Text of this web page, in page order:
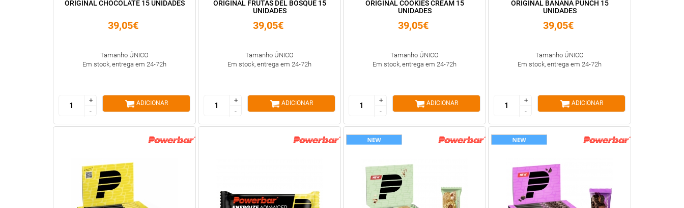
ORIGINAL CHOCOLATE 15 UNIDADES
39,05€
Tamanho ÚNICO
Em stock, entrega em 24-72h
+
-
+
-
ADICIONAR
ORIGINAL FRUTAS DEL BOSQUE 15
UNIDADES
39,05€
Tamanho ÚNICO
Em stock, entrega em 24-72h
+
-
+
-
ADICIONAR
ORIGINAL COOKIES CREAM 15
UNIDADES
39,05€
Tamanho ÚNICO
Em stock, entrega em 24-72h
+
-
+
-
ADICIONAR
ORIGINAL BANANA PUNCH 15
UNIDADES
39,05€
Tamanho ÚNICO
Em stock, entrega em 24-72h
+
-
+
-
ADICIONAR